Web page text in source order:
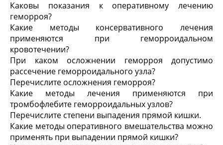
Каковы показания к оперативному лечению
геморроя?
Какие методы консервативного лечения
применяются при геморроидальном
кровотечении?
При каком осложнении геморроя допустимо
рассечение геморроидального узла?
Перечислите осложнения геморроя?
Какие методы лечения применяются при
тромбофлебите геморроидальных узлов?
Перечислите степени выпадения прямой кишки.
Какие методы оперативного вмешательства можно
применять при выпадении прямой кишки?